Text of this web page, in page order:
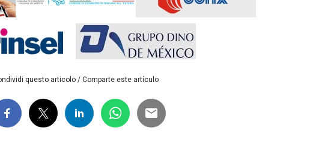
questo articolo / Comparte este artículo